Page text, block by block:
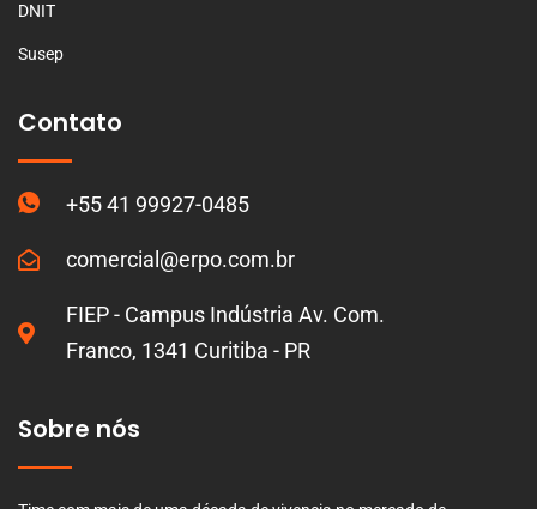
DNIT
Susep
Contato
+55 41 99927-0485
comercial@erpo.com.br
FIEP - Campus Indústria Av. Com.
Franco, 1341 Curitiba - PR
Sobre nós